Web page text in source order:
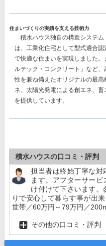
住まいづくりの実績を支える技術力
積水ハウス独自の構造システム
は、工業化住宅として型式適合
で快適な住まいを実現しました。
ルテック・コンクリート」 など、
性を兼ね備えたオリジナルの最
ネ、太陽光発電による創エネ、
を提供しています。
積水ハウスの口コミ・評判
担当者は終始丁寧な対
ます。アフターサー
け付けて下さいます。
りで安心して暮らす事が出
世帯／60万円～79万円／
その他の口コミ・評判